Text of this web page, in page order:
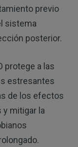
previo
sistema
posterior.
protege a las
estresantes
de los efectos
y mitigar la